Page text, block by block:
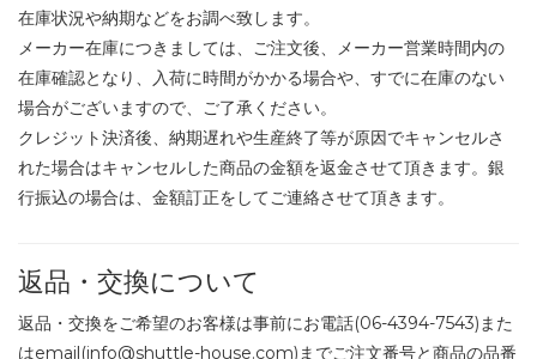
在庫状況や納期などをお調べ致します。
メーカー在庫につきましては、ご注文後、メーカー営業時間内の
在庫確認となり、入荷に時間がかかる場合や、すでに在庫のない
場合がございますので、ご了承ください。
クレジット決済後、納期遅れや生産終了等が原因でキャンセルさ
れた場合はキャンセルした商品の金額を返金させて頂きます。銀
行振込の場合は、金額訂正をしてご連絡させて頂きます。
返品・交換について
返品・交換をご希望のお客様は事前にお電話(06-4394-7543)また
はemail(info@shuttle-house.com)までご注文番号と商品の品番